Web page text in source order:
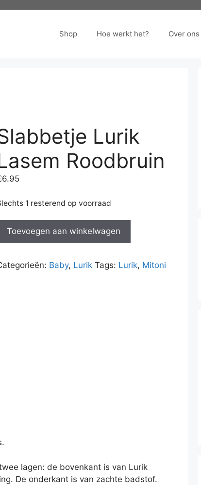
Shop Hoe werkt het? Over ons
Lurik
Roodbruin
6.95
1 resterend op voorraad
Lurik
Toevoegen aan winkelwagen
Baby, Lurik Tags: Lurik, Mitoni
lagen: de bovenkant is van Lurik
De onderkant is van zachte badstof.